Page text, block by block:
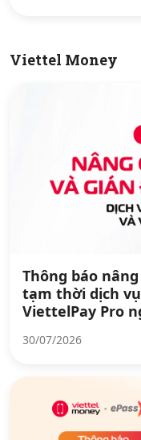
Viettel Money
Thông báo
tạm thời dịch
ViettelPay Pro
30/07/2026